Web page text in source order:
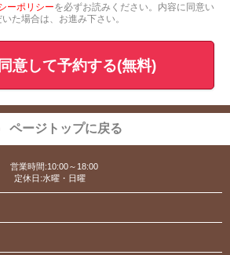
ーポリシーを必ずお読みください。内容に同意い
いた場合は、お進み下さい。
意して予約する(無料)
ページトップに戻る
営業時間:10:00～18:00
定休日:水曜・日曜